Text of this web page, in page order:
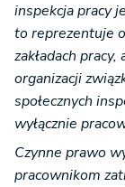
inspekcja pracy
to reprezentuje
zakładach
organizacji
społecznych
wyłącznie
Czynne prawo
pracownikom